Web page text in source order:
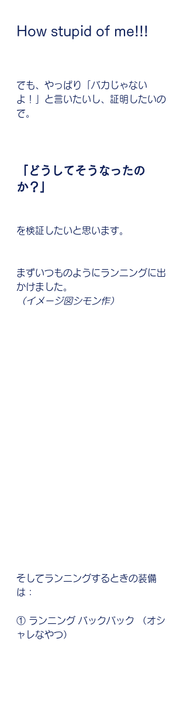
How stupid of me!!!
でも、やっぱり「バカじゃない
よ！」と言いたいし、証明したいの
で。
「どうしてそうなったの
か？」
を検証したいと思います。
まずいつものようにランニングに出
かけました。
（イメージ図シモン作）
そしてランニングするときの装備
は：
① ランニング バックパック （オシ
ャレなやつ）